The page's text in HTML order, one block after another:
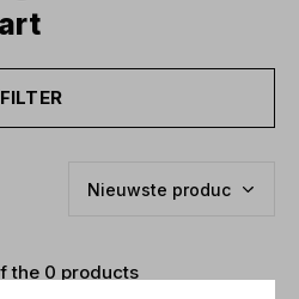
FILTER
the 0 products